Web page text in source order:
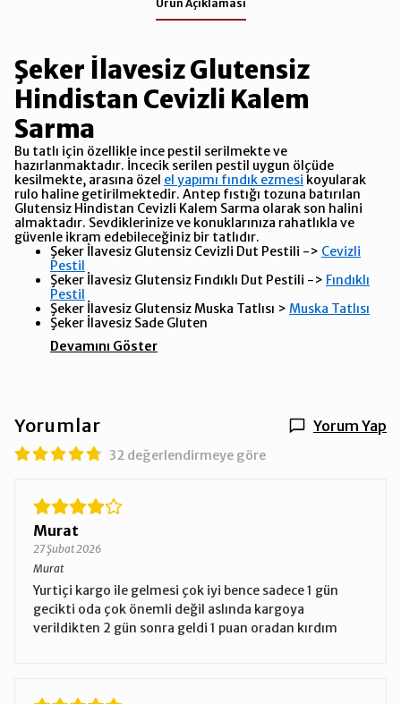
Ürün Açıklaması
Şeker İlavesiz Glutensiz
Hindistan Cevizli Kalem
Sarma
Bu tatlı için özellikle ince pestil serilmekte ve
hazırlanmaktadır. İncecik serilen pestil uygun ölçüde
kesilmekte, arasına özel el yapımı fındık ezmesi koyularak
rulo haline getirilmektedir. Antep fıstığı tozuna batırılan
Glutensiz Hindistan Cevizli Kalem Sarma olarak son halini
almaktadır. Sevdiklerinize ve konuklarınıza rahatlıkla ve
güvenle ikram edebileceğiniz bir tatlıdır.
Şeker İlavesiz Glutensiz Cevizli Dut Pestili -> Cevizli
Pestil
Şeker İlavesiz Glutensiz Fındıklı Dut Pestili -> Fındıklı
Pestil
Şeker İlavesiz Glutensiz Muska Tatlısı > Muska Tatlısı
Şeker İlavesiz Sade Gluten
Devamını Göster
Yorumlar Yorum Yap
32 değerlendirmeye göre
Murat
27 Şubat 2026
Murat
Yurtiçi kargo ile gelmesi çok iyi bence sadece 1 gün
gecikti oda çok önemli değil aslında kargoya
verildikten 2 gün sonra geldi 1 puan oradan kırdım